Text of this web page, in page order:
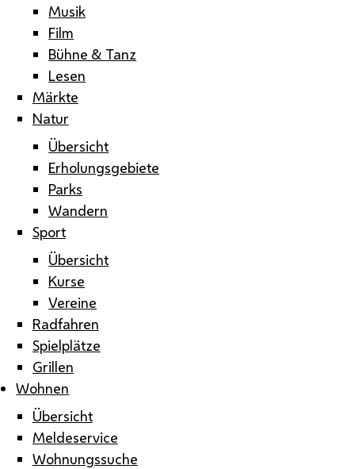
Musik
Film
Bühne & Tanz
Lesen
Märkte
Natur
Übersicht
Erholungsgebiete
Parks
Wandern
Sport
Übersicht
Kurse
Vereine
Radfahren
Spielplätze
Grillen
Wohnen
Übersicht
Meldeservice
Wohnungssuche